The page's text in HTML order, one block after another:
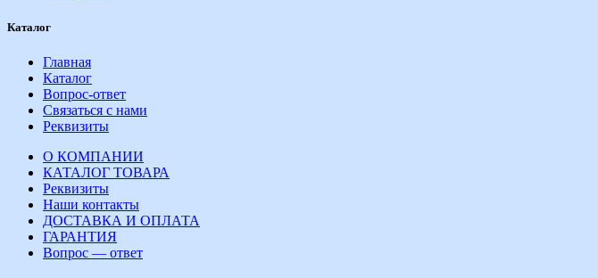
Каталог
Главная
Каталог
Вопрос-ответ
Связаться с нами
Реквизиты
О КОМПАНИИ
КАТАЛОГ ТОВАРА
Реквизиты
Наши контакты
ДОСТАВКА И ОПЛАТА
ГАРАНТИЯ
Вопрос — ответ